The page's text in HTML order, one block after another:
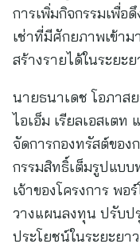
การเพิ่มกิจกรรมเพื่อ
เช่าที่มีศักยภาพเข้า
สร้างรายได้ในระยะย
นายธนาเดช โอภาส
ไอเอ็ม เรียลเอสเต
จัดการกองทรัสต์ของ
กรรมสิทธิ์เต็มรูปแบบ
เจ้าของโครงการ พ
วางแผนลงทุน ปรับป
ประโยชน์ในระยะยา